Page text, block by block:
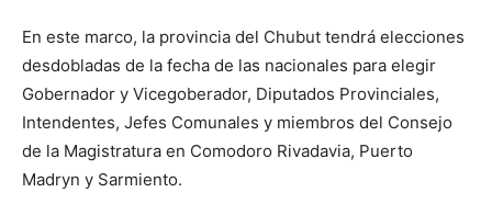
En este marco, la provincia del Chubut tendrá elecciones
desdobladas de la fecha de las nacionales para elegir
Gobernador y Vicegoberador, Diputados Provinciales,
Intendentes, Jefes Comunales y miembros del Consejo
de la Magistratura en Comodoro Rivadavia, Puerto
Madryn y Sarmiento.